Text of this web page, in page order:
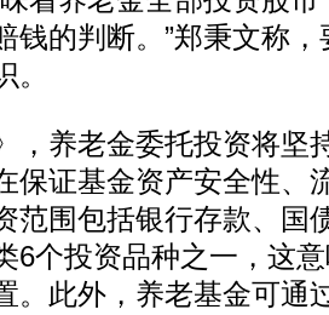
钱的判断。”郑秉文称
养老金委托投资将坚
保证基金资产安全性、
范围包括银行存款、国
6个投资品种之一，这
。此外，养老基金可通